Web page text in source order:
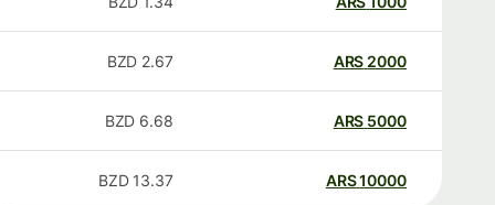
2000
ARS
2.67
BZD
5000
ARS
6.68
BZD
10000
ARS
13.37
BZD